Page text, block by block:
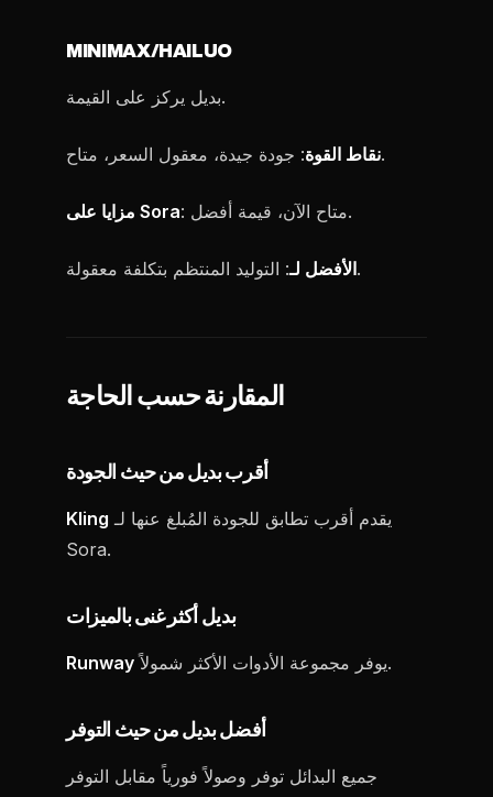
MINIMAX/HAILUO
بديل يركز على القيمة.
نقاط القوة: جودة جيدة، معقول السعر، متاح.
مزايا على Sora : متاح الآن، قيمة أفضل.
الأفضل لـ: التوليد المنتظم بتكلفة معقولة.
المقارنة حسب الحاجة
أقرب بديل من حيث الجودة
Kling يقدم أقرب تطابق للجودة المُبلغ عنها لـ
Sora.
بديل أكثر غنى بالميزات
Runway يوفر مجموعة الأدوات الأكثر شمولاً.
أفضل بديل من حيث التوفر
جميع البدائل توفر وصولاً فورياً مقابل التوفر